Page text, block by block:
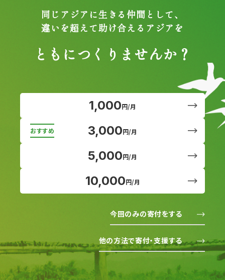
同じアジアに生きる仲間として、
違いを超えて助け合えるアジアを
ともにつくりませんか？
1,000円/月
3,000円/月
5,000円/月
10,000円/月
今回のみの寄付をする
他の方法で寄付・支援する